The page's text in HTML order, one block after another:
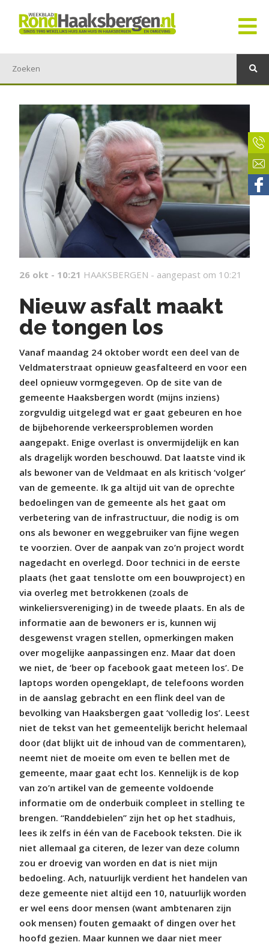
26 okt - 10:21 HAAKSBERGEN - aangepast om 10:21
Nieuw asfalt maakt
de tongen los
Vanaf maandag 24 oktober wordt een deel van de
Veldmaterstraat opnieuw geasfalteerd en voor een
deel opnieuw vormgegeven. Op de site van de
gemeente Haaksbergen wordt (mijns inziens)
zorgvuldig uitgelegd wat er gaat gebeuren en hoe
de bijbehorende verkeersproblemen worden
aangepakt. Enige overlast is onvermijdelijk en kan
als dragelijk worden beschouwd. Dat laatste vind ik
als bewoner van de Veldmaat en als kritisch ‘volger’
van de gemeente. Ik ga altijd uit van de oprechte
bedoelingen van de gemeente als het gaat om
verbetering van de infrastructuur, die nodig is om
ons als bewoner en weggebruiker van fijne wegen
te voorzien. Over de aanpak van zo’n project wordt
nagedacht en overlegd. Door technici in de eerste
plaats (het gaat tenslotte om een bouwproject) en
via overleg met betrokkenen (zoals de
winkeliersvereniging) in de tweede plaats. En als de
informatie aan de bewoners er is, kunnen wij
desgewenst vragen stellen, opmerkingen maken
over mogelijke aanpassingen enz. Maar dat doen
we niet, de ‘beer op facebook gaat meteen los’. De
laptops worden opengeklapt, de telefoons worden
in de aanslag gebracht en een flink deel van de
bevolking van Haaksbergen gaat ‘volledig los’. Leest
niet de tekst van het gemeentelijk bericht helemaal
door (dat blijkt uit de inhoud van de commentaren),
neemt niet de moeite om even te bellen met de
gemeente, maar gaat echt los. Kennelijk is de kop
van zo’n artikel van de gemeente voldoende
informatie om de onderbuik compleet in stelling te
brengen. “Randdebielen” zijn het op het stadhuis,
lees ik zelfs in één van de Facebook teksten. Die ik
niet allemaal ga citeren, de lezer van deze column
zou er droevig van worden en dat is niet mijn
bedoeling. Ach, natuurlijk verdient het handelen van
deze gemeente niet altijd een 10, natuurlijk worden
er wel eens door mensen (want ambtenaren zijn
ook mensen) fouten gemaakt of dingen over het
hoofd gezien. Maar kunnen we daar niet meer